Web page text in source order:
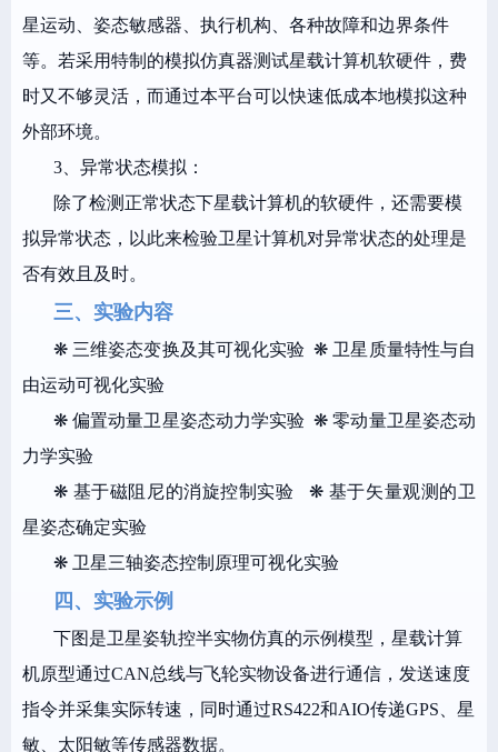
星运动、姿态敏感器、执行机构、各种故障和边界条件
等。若采用特制的模拟仿真器测试星载计算机软硬件，费
时又不够灵活，而通过本平台可以快速低成本地模拟这种
外部环境。
3、异常状态模拟：
除了检测正常状态下星载计算机的软硬件，还需要模
拟异常状态，以此来检验卫星计算机对异常状态的处理是
否有效且及时。
三、实验内容
❋ 三维姿态变换及其可视化实验 ❋ 卫星质量特性与自
由运动可视化实验
❋ 偏置动量卫星姿态动力学实验 ❋ 零动量卫星姿态动
力学实验
❋ 基于磁阻尼的消旋控制实验 ❋ 基于矢量观测的卫
星姿态确定实验
❋ 卫星三轴姿态控制原理可视化实验
四、实验示例
下图是卫星姿轨控半实物仿真的示例模型，星载计算
机原型通过CAN总线与飞轮实物设备进行通信，发送速度
指令并采集实际转速，同时通过RS422和AIO传递GPS、星
敏、太阳敏等传感器数据。